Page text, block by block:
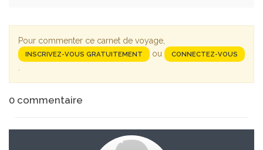
Pour commenter ce carnet de voyage,
INSCRIVEZ-VOUS GRATUITEMENT ou CONNECTEZ-VOUS
0 commentaire